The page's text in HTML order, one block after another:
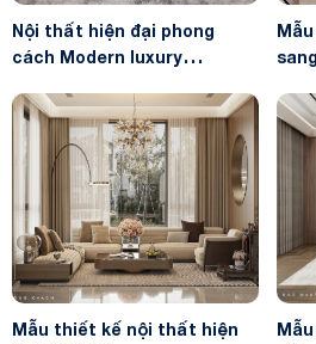
Nội thất hiện đại phong
cách Modern luxury
Mẫu thiết kế nội thất hiện